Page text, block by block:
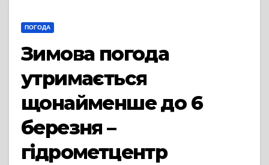
ПОГОДА
Зимова погода
утримається
щонайменше до 6
березня –
гідрометцентр